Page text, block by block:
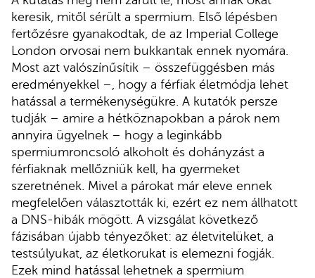
keresik, mitől sérült a spermium. Első lépésben
fertőzésre gyanakodtak, de az Imperial College
London orvosai nem bukkantak ennek nyomára.
Most azt valószínűsítik – összefüggésben más
eredményekkel –, hogy a férfiak életmódja lehet
hatással a termékenységükre. A kutatók persze
tudják – amire a hétköznapokban a párok nem
annyira ügyelnek – hogy a leginkább
spermiumroncsoló alkoholt és dohányzást a
férfiaknak mellőzniük kell, ha gyermeket
szeretnének. Mivel a párokat már eleve ennek
megfelelően választották ki, ezért ez nem állhatott
a DNS-hibák mögött. A vizsgálat következő
fázisában újabb tényezőket: az életvitelüket, a
testsúlyukat, az életkorukat is elemezni fogják.
Ezek mind hatással lehetnek a spermium